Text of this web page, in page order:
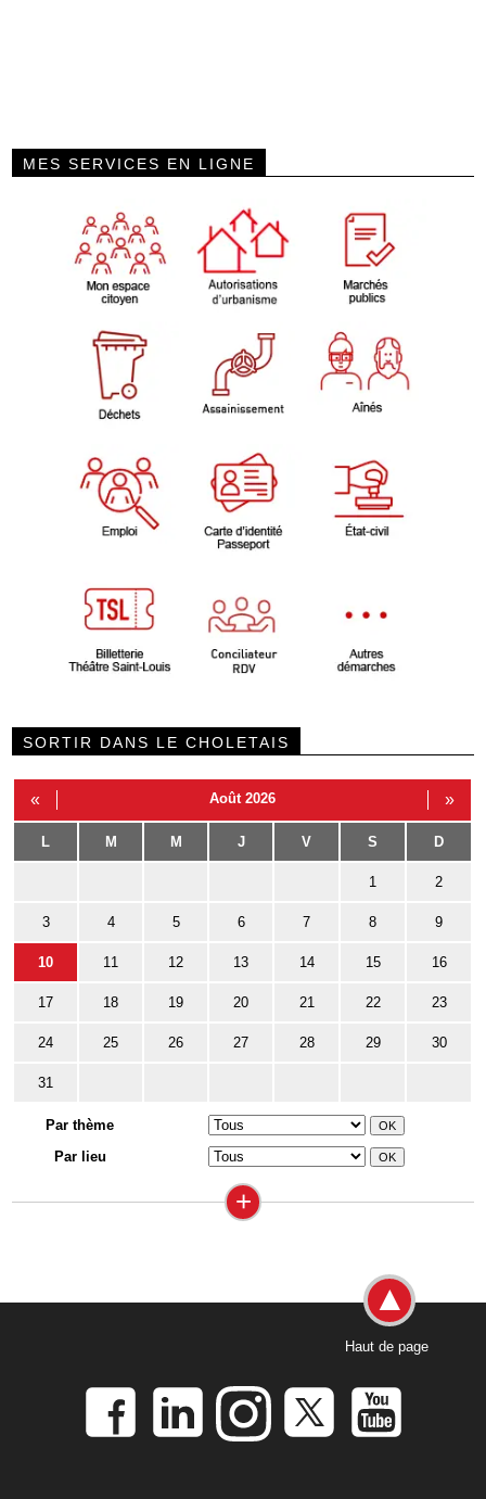
MES SERVICES EN LIGNE
SORTIR DANS LE CHOLETAIS
« Août 2026 »
L M M J V S D
1 2
3 4 5 6 7 8 9
10 11 12 13 14 15 16
17 18 19 20 21 22 23
24 25 26 27 28 29 30
31
Par thème
Par lieu
+
Haut de page